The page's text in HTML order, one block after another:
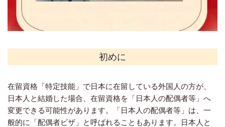
初めに
在留資格「特定技能」で日本に在留している外国人の方が、
日本人と結婚した場合、在留資格を「日本人の配偶者等」へ
変更できる可能性があります。「日本人の配偶者等」は、一
般的に「配偶者ビザ」と呼ばれることもあります。日本人と